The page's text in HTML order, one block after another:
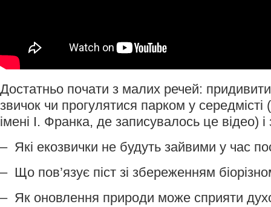
Достатньо почати з малих речей:
звичок чи прогулятися парком у середмісті
імені І. Франка, де записувалось це відео)
– Які екозвички не будуть зайвими у час
– Що пов’язує піст зі збереженням
– Як оновлення природи може сприяти